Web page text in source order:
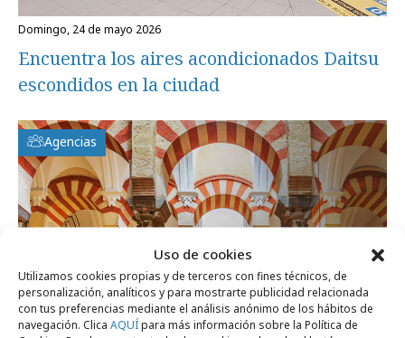
Uso de cookies
Utilizamos cookies propias y de terceros con fines técnicos, de
personalización, analíticos y para mostrarte publicidad relacionada
con tus preferencias mediante el análisis anónimo de los hábitos de
navegación. Clica AQUÍpara más información sobre la Política de
domingo, 24 de mayo 2026
Encuentra los aires acondicionados Daitsu
escondidos en la ciudad
Agencias